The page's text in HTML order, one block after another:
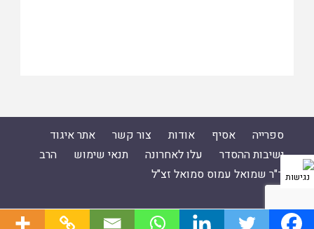
ספרייה אסיף אודות צור קשר
אתר איגוד
ישיבות ההסדר
עלו לאחרונה תנאי שימוש
הרב
ד"ר שמואל עמוס סמואל זצ"ל